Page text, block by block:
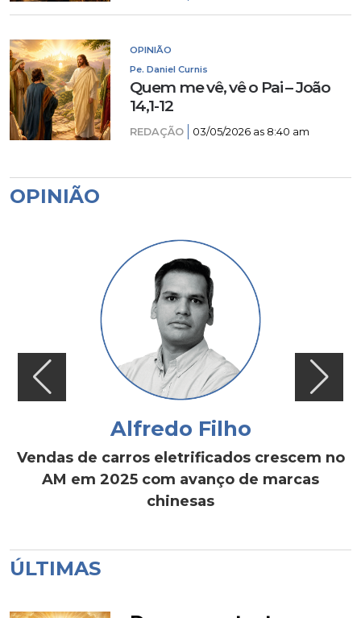
OPINIÃO
Pe. Daniel Curnis
Quem me vê, vê o Pai – João
14,1-12
REDAÇÃO 03/05/2026 as 8:40 am
OPINIÃO
Alfredo Filho
Vendas de carros eletrificados crescem no
AM em 2025 com avanço de marcas
chinesas
ÚLTIMAS